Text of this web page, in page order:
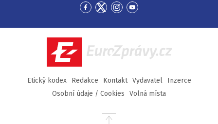
Přejít
Facebook
Přejít
Twitter
Přejít
Instagram
Přejít
YouTube
EuroZprávy.cz
Etický kodex Redakce Kontakt Vydavatel
Inzerce
Osobní údaje / Cookies
Volná místa
Přejít